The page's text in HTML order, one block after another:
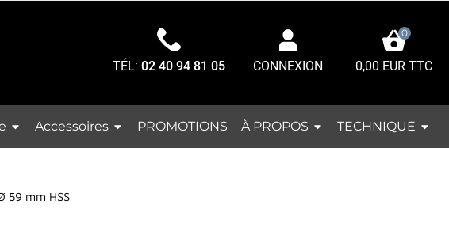
TÉL:02 40 94 81 05 CONNEXION
0
0,00 EUR TTC
Accessoires PROMOTIONS À PROPOS TECHNIQUE
59 mm HSS